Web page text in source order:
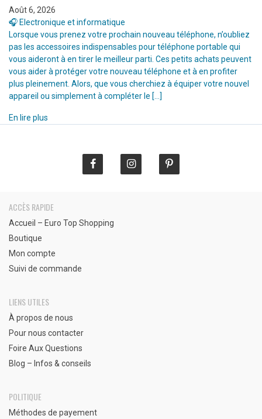
Août 6, 2026
🎧 Electronique et informatique
Lorsque vous prenez votre prochain nouveau téléphone, n’oubliez
pas les accessoires indispensables pour téléphone portable qui
vous aideront à en tirer le meilleur parti. Ces petits achats peuvent
vous aider à protéger votre nouveau téléphone et à en profiter
plus pleinement. Alors, que vous cherchiez à équiper votre nouvel
appareil ou simplement à compléter le […]
En lire plus
ACCÈS RAPIDE
Accueil – Euro Top Shopping
Boutique
Mon compte
Suivi de commande
LIENS UTILES
À propos de nous
Pour nous contacter
Foire Aux Questions
Blog – Infos & conseils
POLITIQUE
Méthodes de payement